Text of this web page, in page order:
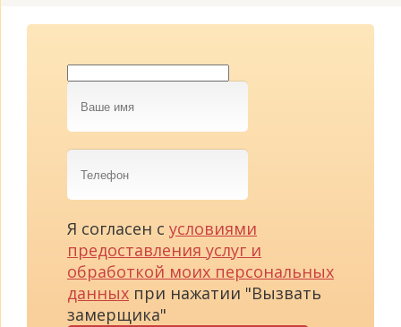
Ваше
имя
Телефон
Я согласен с условиями
предоставления услуг и
обработкой моих персональных
данных при нажатии "Вызвать
замерщика"